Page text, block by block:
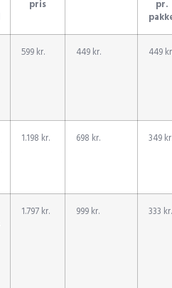
pris
pr.
599 kr. 449 kr. 449
1.198 kr. 698 kr. 349 kr.
1.797 kr. 999 kr. 333 kr.